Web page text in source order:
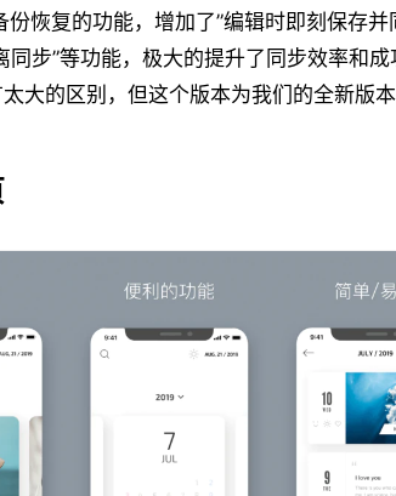
恢复的功能，增加了”编辑时即刻保存并
同步”等功能，极大的提升了同步效率和
大的区别，但这个版本为我们的全新版本